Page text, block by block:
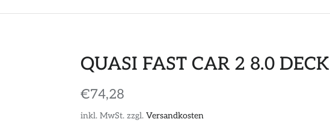
QUASI FAST CAR 2 8.0 DECK
€74,28
inkl. MwSt. zzgl.Versandkosten